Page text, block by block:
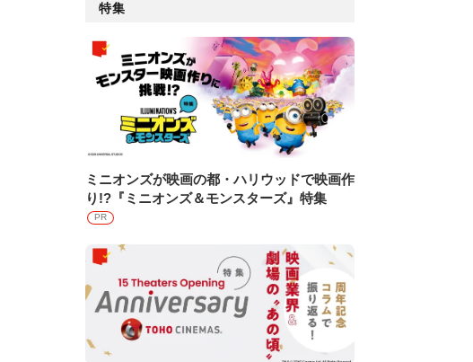
特集
ミニオンズが映画の都・ハリウッドで映画作
り!?『ミニオンズ＆モンスターズ』特集
PR